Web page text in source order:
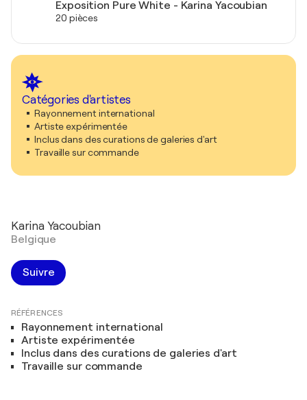
Exposition Pure White - Karina Yacoubian
20 pièces
Catégories d'artistes
Rayonnement international
Artiste expérimentée
Inclus dans des curations de galeries d'art
Travaille sur commande
Karina Yacoubian
Belgique
Suivre
RÉFÉRENCES
Rayonnement international
Artiste expérimentée
Inclus dans des curations de galeries d'art
Travaille sur commande